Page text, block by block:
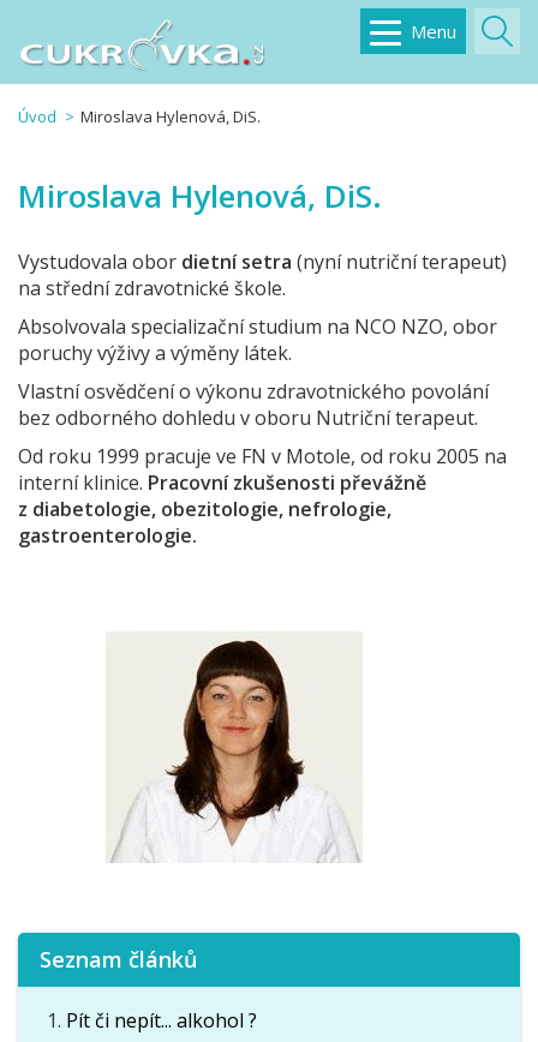
Menu
Úvod Miroslava Hylenová, DiS.
Miroslava Hylenová, DiS.
Vystudovala obor dietní setra (nyní nutriční terapeut)
na střední zdravotnické škole.
Absolvovala specializační studium na NCO NZO, obor
poruchy výživy a výměny látek.
Vlastní osvědčení o výkonu zdravotnického povolání
bez odborného dohledu v oboru Nutriční terapeut.
Od roku 1999 pracuje ve FN v Motole, od roku 2005 na
interní klinice. Pracovní zkušenosti převážně
z diabetologie, obezitologie, nefrologie,
gastroenterologie.
Seznam článků
Pít či nepít... alkohol ?